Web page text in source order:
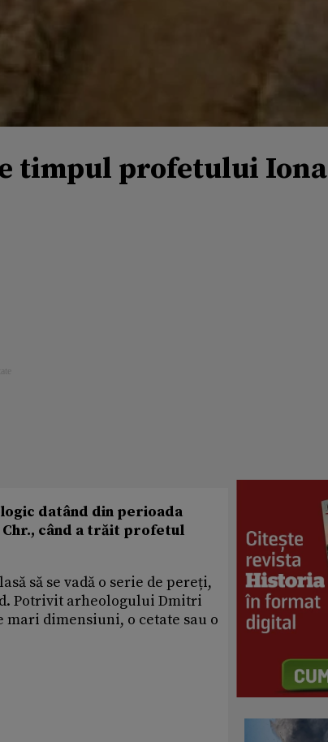
timpul profetului Iona
datând din perioada
când a trăit profetul
să se vadă o serie de pereți,
Potrivit arheologului Dmitri
dimensiuni, o cetate sau o